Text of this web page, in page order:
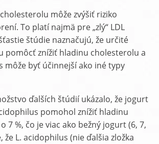
môže zvýšiť riziko
To platí najmä pre „zlý“ LDL
štúdie naznačujú, že určité
pomôcť znížiť hladinu cholesterolu a
môže byť účinnejší ako iné typy
ďalších štúdií ukázalo, že jogurt
pomohol znížiť hladinu
7 %, čo je viac ako bežný jogurt (6, 7,
že L. acidophilus (nie ďalšia zložka